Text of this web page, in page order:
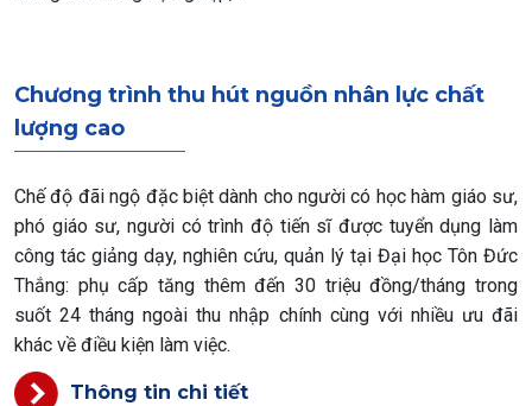
Chương trình thu hút nguồn nhân lực chất
lượng cao
Chế độ đãi ngộ đặc biệt dành cho người có học hàm giáo sư,
phó giáo sư, người có trình độ tiến sĩ được tuyển dụng làm
công tác giảng dạy, nghiên cứu, quản lý tại Đại học Tôn Đức
Thắng: phụ cấp tăng thêm đến 30 triệu đồng/tháng trong
suốt 24 tháng ngoài thu nhập chính cùng với nhiều ưu đãi
khác về điều kiện làm việc.
Thông tin chi tiết